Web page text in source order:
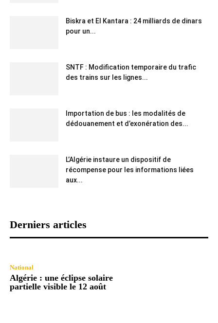
Biskra et El Kantara : 24 milliards de dinars
pour un...
SNTF : Modification temporaire du trafic
des trains sur les lignes...
Importation de bus : les modalités de
dédouanement et d’exonération des...
L’Algérie instaure un dispositif de
récompense pour les informations liées
aux...
Derniers articles
National
Algérie : une éclipse solaire
partielle visible le 12 août